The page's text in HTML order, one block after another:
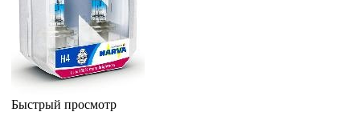
Быстрый просмотр